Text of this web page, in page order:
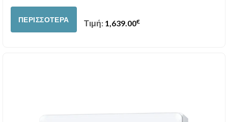
ΠΕΡΙΣΣΌΤΕΡΑ Τιμή: 1,639.00€